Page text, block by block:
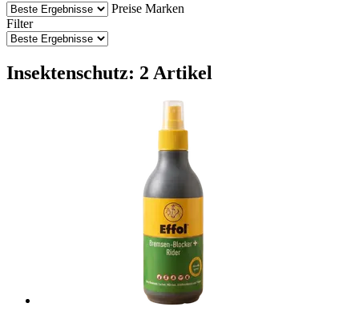
Preise Marken
Filter
Insektenschutz: 2 Artikel